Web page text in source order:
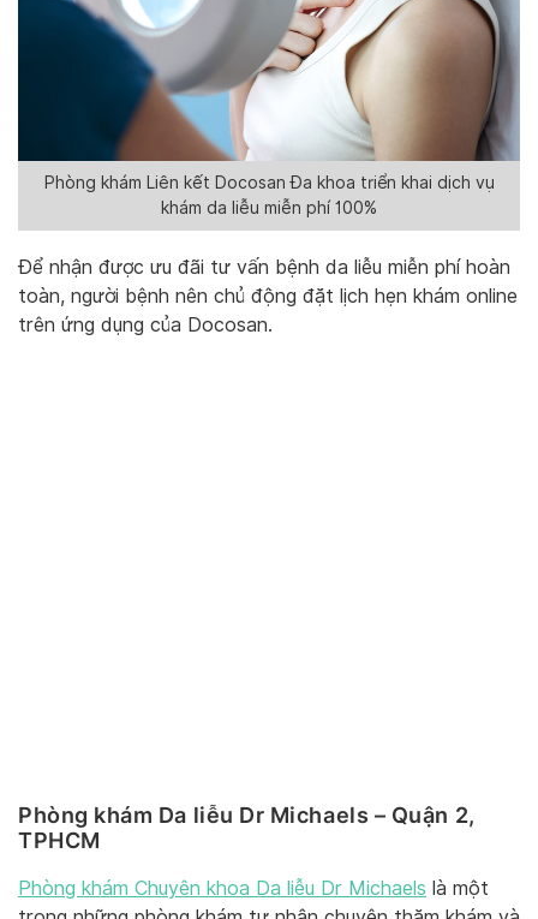
Phòng khám Liên kết Docosan Đa khoa triển khai dịch vụ
khám da liễu miễn phí 100%
Để nhận được ưu đãi tư vấn bệnh da liễu miễn phí hoàn
toàn, người bệnh nên chủ động đặt lịch hẹn khám online
trên ứng dụng của Docosan.
Phòng khám Da liễu Dr Michaels – Quận 2,
TPHCM
Phòng khám Chuyên khoa Da liễu Dr Michaels là một